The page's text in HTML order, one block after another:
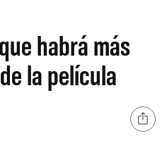
habrá más
la película